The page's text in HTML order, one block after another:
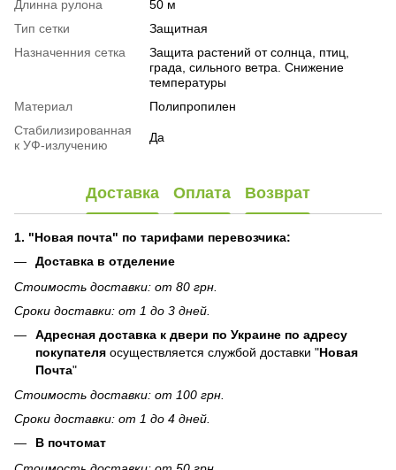
Длинна рулона
50 м
Тип сетки
Защитная
Назначенния сетка
Защита растений от солнца, птиц,
града, сильного ветра. Снижение
температуры
Материал
Полипропилен
Стабилизированная
к УФ-излучению
Да
Доставка Оплата Возврат
1. "Новая почта" по тарифами перевозчика:
Доставка в отделение
Стоимость доставки: от 80 грн.
Сроки доставки: от 1 до 3 дней.
Адресная доставка к двери по Украине по адресу
покупателя осуществляется службой доставки "Новая
Почта"
Стоимость доставки: от 100 грн.
Сроки доставки: от 1 до 4 дней.
В почтомат